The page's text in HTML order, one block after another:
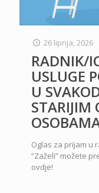
26 lipnja, 2026
RADNIK/
USLUGE
U
STARIJIM
Oglas za prijam u
“Zaželi” možete
ovdje!